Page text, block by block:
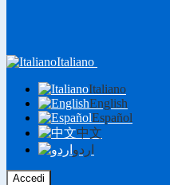
Italiano
Italiano
English
Español
中文
اردو
Accedi